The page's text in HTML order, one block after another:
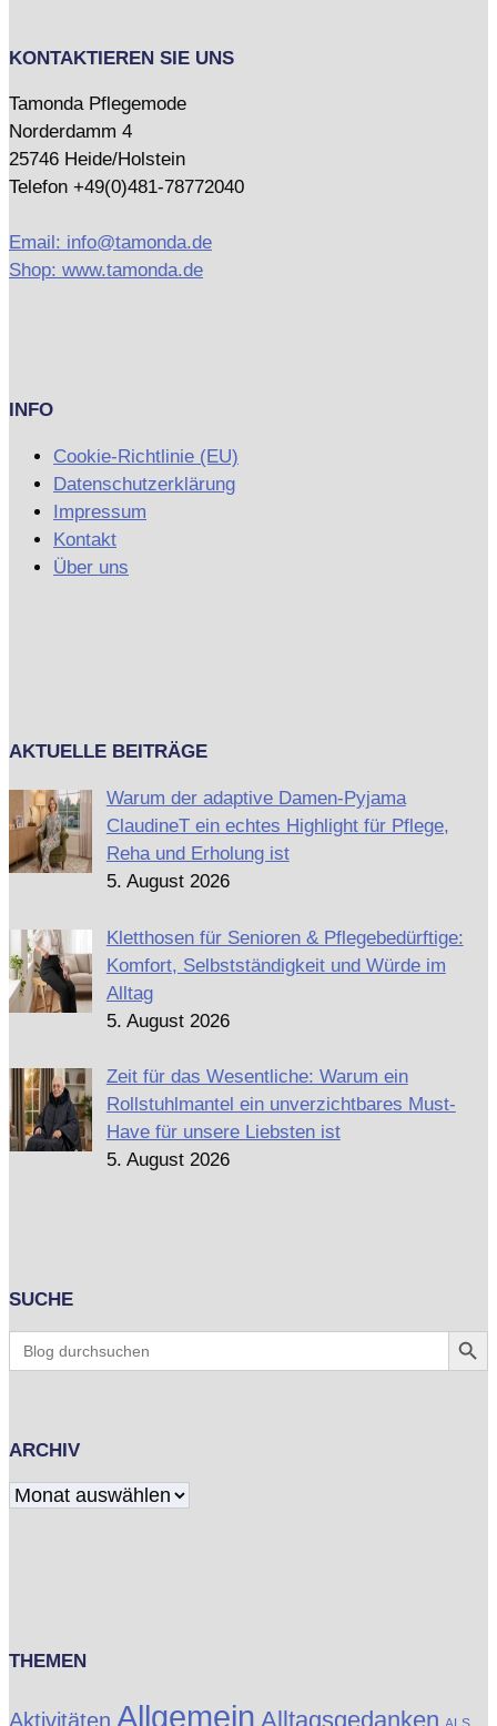
KONTAKTIEREN SIE UNS
Tamonda Pflegemode
Norderdamm 4
25746 Heide/Holstein
Telefon +49(0)481-78772040
Email: info@tamonda.de
Shop: www.tamonda.de
INFO
Cookie-Richtlinie (EU)
Datenschutzerklärung
Impressum
Kontakt
Über uns
AKTUELLE BEITRÄGE
Warum der adaptive Damen-Pyjama
ClaudineT ein echtes Highlight für Pflege,
Reha und Erholung ist
5. August 2026
Kletthosen für Senioren & Pflegebedürftige:
Komfort, Selbstständigkeit und Würde im
Alltag
5. August 2026
Zeit für das Wesentliche: Warum ein
Rollstuhlmantel ein unverzichtbares Must-
Have für unsere Liebsten ist
5. August 2026
SUCHE
Search
for:
Search
ARCHIV
Archiv
THEMEN
Aktivitäten Allgemein Alltagsgedanken